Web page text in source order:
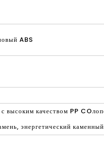
ABS
высоким качеством PP
энергетический